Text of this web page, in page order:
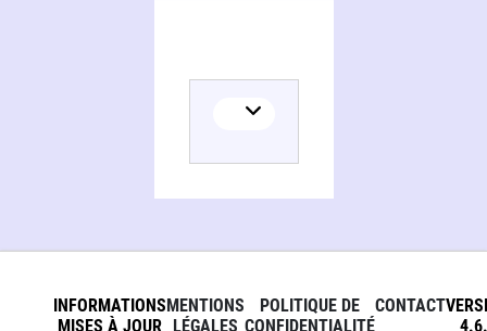
INFORMATIONS
MISES À JOUR
MENTIONS
LÉGALES
POLITIQUE DE
CONFIDENTIALITÉ
CONTACT